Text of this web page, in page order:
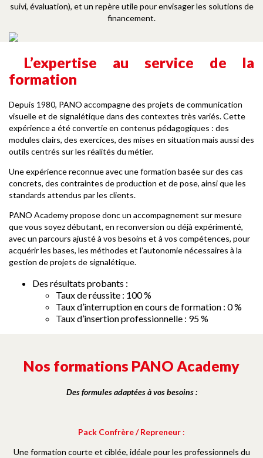
suivi, évaluation), et un repère utile pour envisager les solutions de
financement.
L’expertise au service de la
formation
Depuis 1980, PANO accompagne des projets de communication
visuelle et de signalétique dans des contextes très variés. Cette
expérience a été convertie en contenus pédagogiques : des
modules clairs, des exercices, des mises en situation mais aussi des
outils centrés sur les réalités du métier.
Une expérience reconnue avec une formation basée sur des cas
concrets, des contraintes de production et de pose, ainsi que les
standards attendus par les clients.
PANO Academy propose donc un accompagnement sur mesure
que vous soyez débutant, en reconversion ou déjà expérimenté,
avec un parcours ajusté à vos besoins et à vos compétences, pour
acquérir les bases, les méthodes et l’autonomie nécessaires à la
gestion de projets de signalétique.
Des résultats probants :
Taux de réussite : 100 %
Taux d’interruption en cours de formation : 0 %
Taux d’insertion professionnelle : 95 %
Nos formations PANO Academy
Des formules adaptées à vos besoins :
Pack Confrère / Repreneur :
Une formation courte et ciblée, idéale pour les professionnels du